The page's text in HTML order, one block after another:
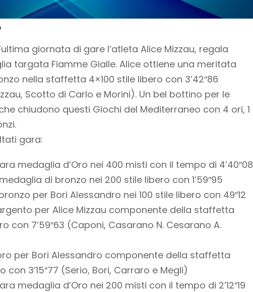
giornata di gare l’atleta Alice Mizzau, regala
targata Fiamme Gialle. Alice ottiene una meritata
nella staffetta 4×100 stile libero con 3’42″86
Scotto di Carlo e Morini). Un bel bottino per le
chiudono questi Giochi del Mediterraneo con 4 ori, 1
gara:
medaglia d’Oro nei 400 misti con il tempo di 4’40″08
di bronzo nei 200 stile libero con 1’59″95
per Bori Alessandro nei 100 stile libero con 49″12
per Alice Mizzau componente della staffetta
con 7’59″63 (Caponi, Casarano N. Cesarano A.
per Bori Alessandro componente della staffetta
con 3’15″77 (Serio, Bori, Carraro e Megli)
medaglia d’Oro nei 200 misti con il tempo di 2’12″19